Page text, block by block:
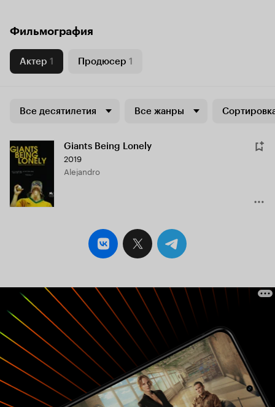
Фильмография
Актер 1 Продюсер 1
Все десятилетия Все жанры
Giants Being Lonely
2019
Alejandro